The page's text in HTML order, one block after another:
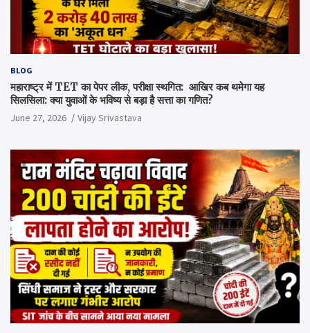
BLOG
महाराष्ट्र में TET का पेपर लीक, परीक्षा स्थगित: आखिर कब थमेगा यह
सिलसिला: क्या युवाओं के भविष्य से बड़ा है सत्ता का गणित?
June 27, 2026 Vijay Srivastava